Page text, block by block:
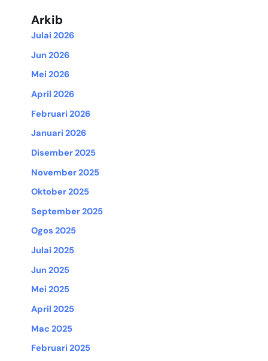
Arkib
Julai 2026
Jun 2026
Mei 2026
April 2026
Februari 2026
Januari 2026
Disember 2025
November 2025
Oktober 2025
September 2025
Ogos 2025
Julai 2025
Jun 2025
Mei 2025
April 2025
Mac 2025
Februari 2025